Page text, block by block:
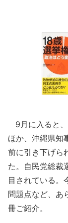
9月に入ると
ほか、沖縄県知
前に引き下げら
た。自民党総裁
目されている。
問題点など、あ
冊ご紹介。